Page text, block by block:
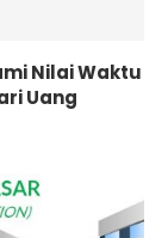
Nilai Waktu
Uang